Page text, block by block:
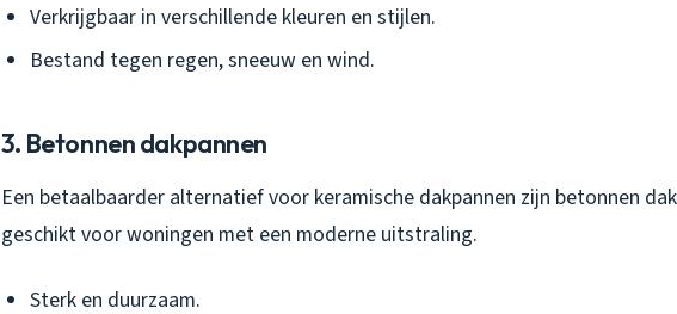
Verkrijgbaar in verschillende kleuren en stijlen.
Bestand tegen regen, sneeuw en wind.
3. Betonnen dakpannen
Een betaalbaarder alternatief voor keramische dakpannen zijn betonnen
geschikt voor woningen met een moderne uitstraling.
Sterk en duurzaam.